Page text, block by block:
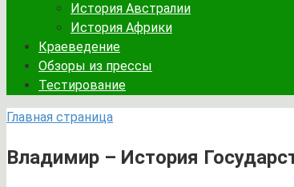
История Австралии
История Африки
Краеведение
Обзоры из прессы
Тестирование
Главная страница
Владимир – История